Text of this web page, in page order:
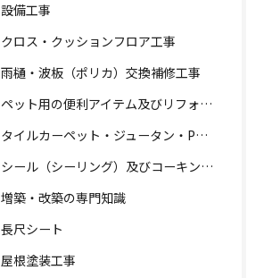
設備工事
クロス・クッションフロア工事
雨樋・波板（ポリカ）交換補修工事
ペット用の便利アイテム及びリフォーム工事
タイルカーペット・ジュータン・Pタイル・床・フローリング工事
シール（シーリング）及びコーキング工事の専門知識
増築・改築の専門知識
長尺シート
屋根塗装工事